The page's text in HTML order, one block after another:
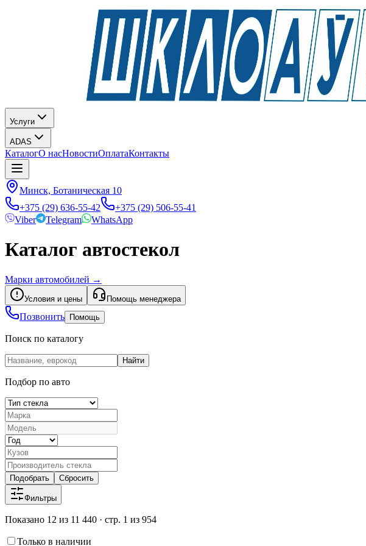
Услуги
ADAS
КаталогО насНовостиОплатаКонтакты
Минск, Ботаническая 10
+375 (29) 636-55-42
+375 (29) 506-55-41
Viber
Telegram WhatsApp
Каталог автостекол
Марки автомобилей →
Условия и цены Помощь менеджера
Позвонить Помощь
Поиск по каталогу
Найти
Подбор по авто
Подобрать Сбросить
Фильтры
Показано 12 из 11 440 · стр. 1 из 954
Только в наличии